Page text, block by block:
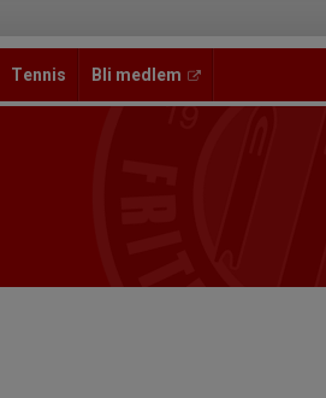
Tennis Bli medlem